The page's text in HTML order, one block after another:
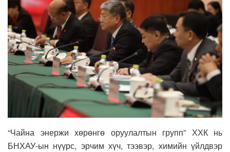
“Чайна энержи хөрөнгө оруулалтын групп” ХХК нь
БНХАУ-ын нүүрс, эрчим хүч, тээвэр, химийн үйлдвэр